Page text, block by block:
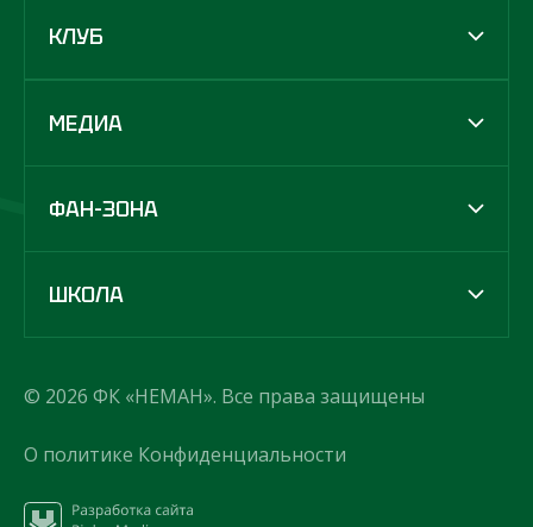
КЛУБ
МЕДИА
ФАН-ЗОНА
ШКОЛА
© 2026 ФК «НЕМАН». Все права защищены
О политике Конфиденциальности